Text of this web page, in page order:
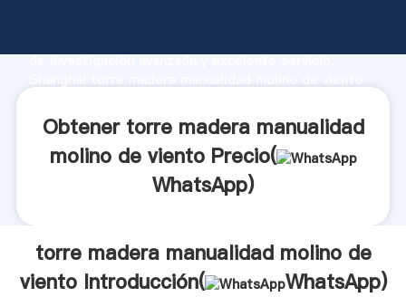
de investigación avanzada y excelente servicio,
clientes.
Obtener torre madera manualidad
molino de viento Precio(
WhatsApp)
torre madera manualidad molino de
viento Introducción(
WhatsApp)